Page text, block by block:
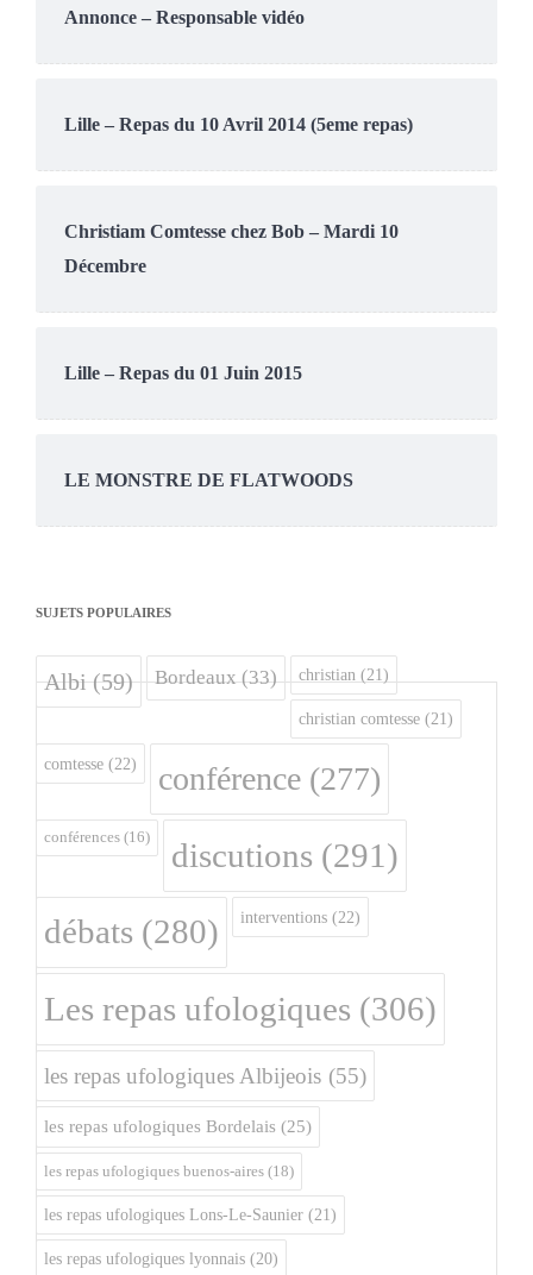
Annonce – Responsable vidéo
Lille – Repas du 10 Avril 2014 (5eme repas)
Christiam Comtesse chez Bob – Mardi 10
Décembre
Lille – Repas du 01 Juin 2015
LE MONSTRE DE FLATWOODS
SUJETS POPULAIRES
Albi(59) Bordeaux(33) christian (21)
christian comtesse (21)
comtesse (22) conférence (277)
conférences (16) discutions (291)
débats (280) interventions (22)
Les repas ufologiques (306)
les repas ufologiques Albijeois (55)
les repas ufologiques Bordelais (25)
les repas ufologiques buenos-aires (18)
les repas ufologiques Lons-Le-Saunier (21)
les repas ufologiques lyonnais (20)